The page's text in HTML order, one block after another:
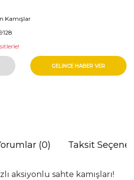
Kamışlar
GELİNCE HABER VER
(0) Taksit
aksiyonlu sahte kamışları!